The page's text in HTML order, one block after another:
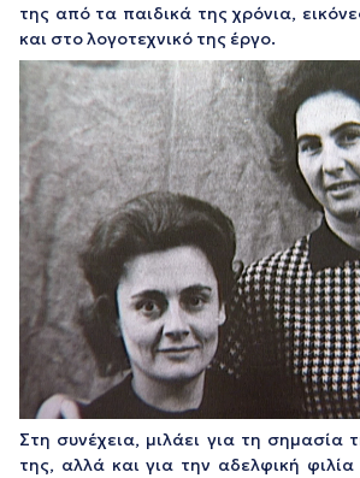
της από τα παιδικά της χρόνια,
και στο λογοτεχνικό της έργο.
Στη συνέχεια, μιλάει για τη σημασία
της, αλλά και για την αδελφική